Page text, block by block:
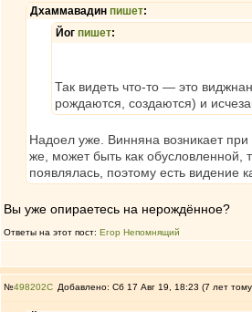
Дхаммавадин пишет:
Йог пишет:
Так видеть что-то — это
рождаются, создаются) и
Надоел уже. Винняна возникает
же, может быть как обусловленной,
появлялась, поэтому есть видение
Вы уже опираетесь на нерождённое?
Ответы на этот пост: Егор Непомнящий
№498202 Добавлено: Сб 17 Авг 19, 18:23 (7 лет